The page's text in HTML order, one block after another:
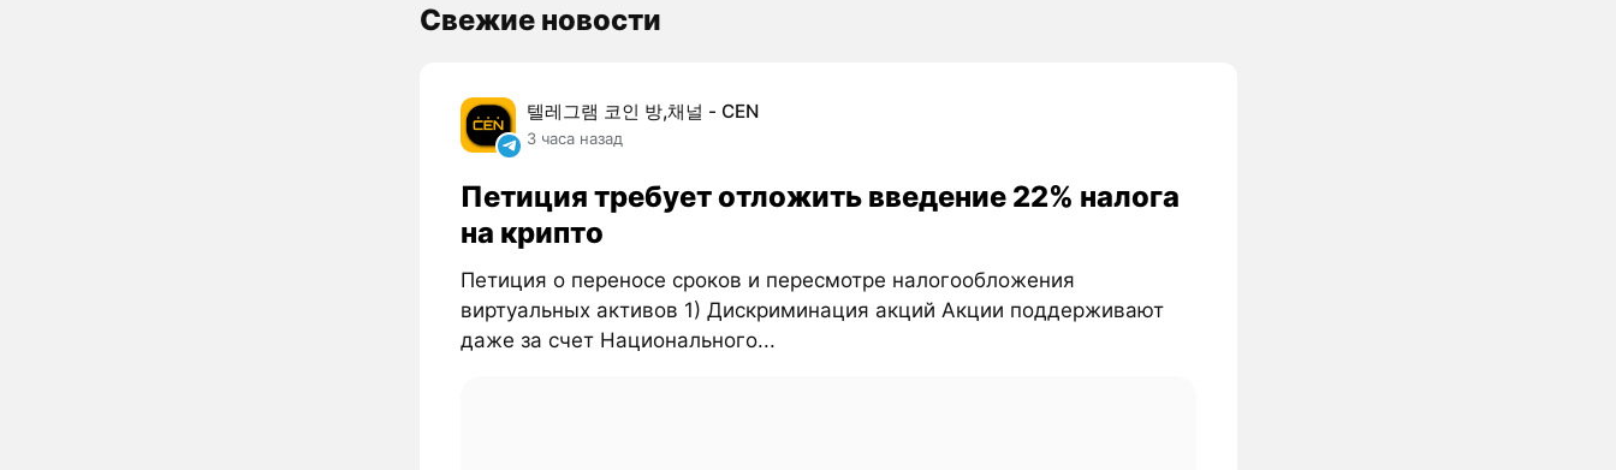
Свежие новости
텔레그램 코인 방,채널 - CEN
3 часа назад
Петиция требует отложить введение 22% налога
на крипто
Петиция о переносе сроков и пересмотре налогообложения
виртуальных активов 1) Дискриминация акций Акции поддерживают
даже за счет Национального...